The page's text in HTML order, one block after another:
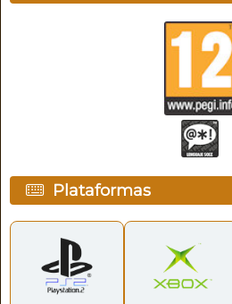
Plataformas